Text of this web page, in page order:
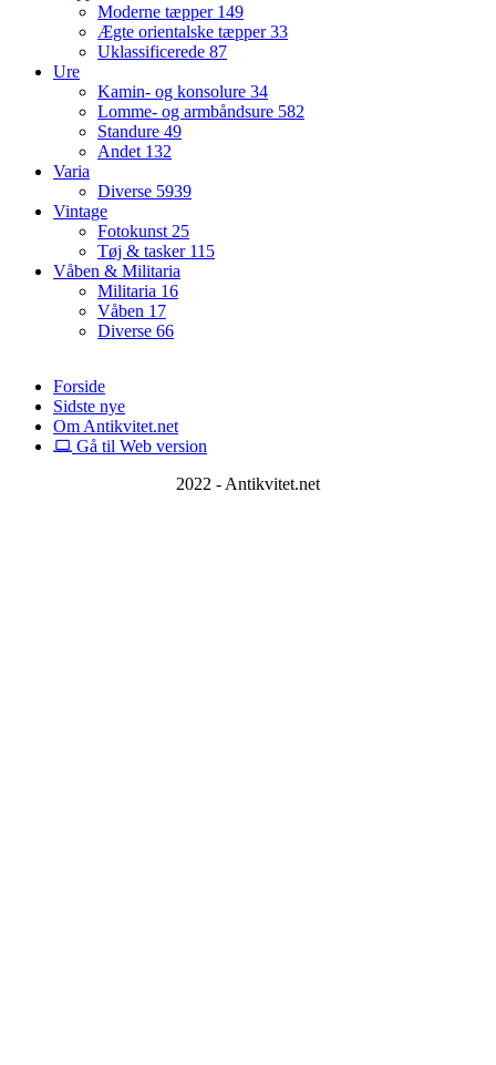
Moderne tæpper 149
Ægte orientalske tæpper33
Uklassificerede 87
Ure
Kamin- og konsolure 34
Lomme- og armbåndsure 582
Standure 49
Andet 132
Varia
Diverse 5939
Vintage
Fotokunst25
Tøj & tasker 115
Våben & Militaria
Militaria 16
Våben 17
Diverse 66
Forside
Sidste nye
Om Antikvitet.net
Gå til Web version
2022 - Antikvitet.net